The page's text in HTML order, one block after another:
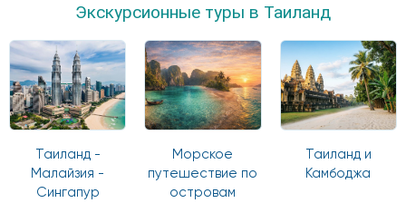
Экскурсионные туры в Таиланд
Таиланд -
Малайзия -
Сингапур
Морское
путешествие по
островам
Таиланд и
Камбоджа